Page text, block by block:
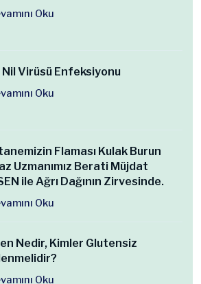
Oku
Nil Virüsü Enfeksiyonu
Oku
Flaması Kulak Burun
Uzmanımız Berati Müjdat
ile Ağrı Dağının Zirvesinde.
Oku
Nedir, Kimler Glutensiz
Oku